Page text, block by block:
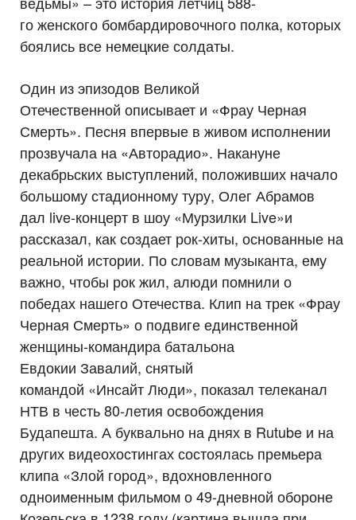
го женского бомбардировочного полка, которых
боялись все немецкие солдаты.
Один из эпизодов Великой
Отечественной описывает и «Фрау Черная
Смерть». Песня впервые в живом исполнении
прозвучала на «Авторадио». Накануне
декабрьских выступлений, положивших начало
большому стадионному туру, Олег Абрамов
дал live-концерт в шоу «Мурзилки Live»и
рассказал, как создает рок-хиты, основанные на
реальной истории. По словам музыканта, ему
важно, чтобы рок жил, алюди помнили о
победах нашего Отечества. Клип на трек «Фрау
Черная Смерть» о подвиге единственной
женщины-командира батальона
Евдокии Завалий, снятый
командой «Инсайт Люди», показал телеканал
НТВ в честь 80-летия освобождения
Будапешта. А буквально на днях в Rutube и на
других видеохостингах состоялась премьера
клипа «Злой город», вдохновленного
одноименным фильмом о 49-дневной обороне